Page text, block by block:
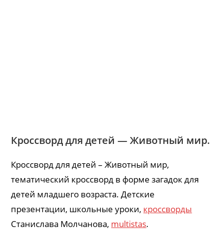
Кроссворд для детей — Животный мир.
Кроссворд для детей – Животный мир,
тематический кроссворд в форме загадок для
детей младшего возраста. Детские
презентации, школьные уроки, кроссворды
Станислава Молчанова, multistas.